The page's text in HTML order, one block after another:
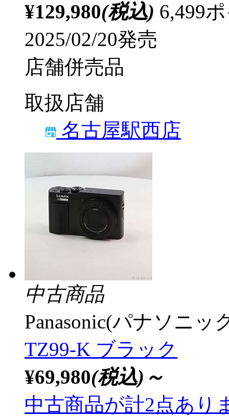
¥129,980(税込) 6,499
2025/02/20発売
店舗併売品
取扱店舗
名古屋駅西店
中古商品
Panasonic(パナソニッ
TZ99-K ブラック
¥69,980(税込)～
中古商品が計2点あり